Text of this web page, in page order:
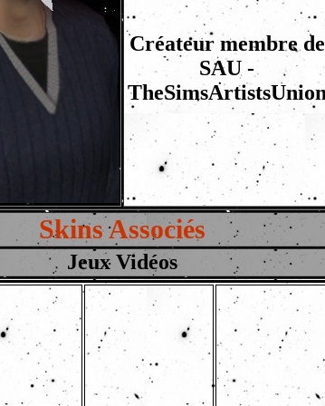
Créateur membre de
SAU -
Skins Associés
Jeux Vidéos